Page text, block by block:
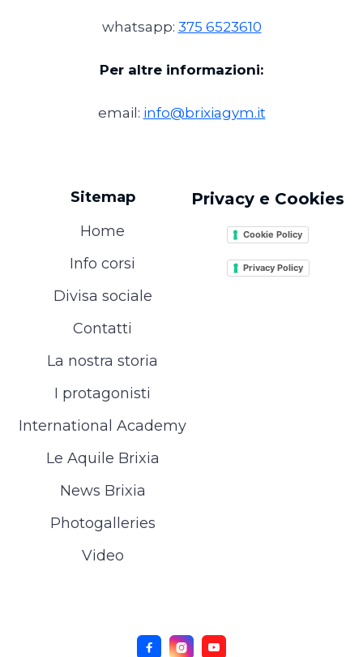
whatsapp: 375 6523610
Per altre informazioni:
email: info@brixiagym.it
Sitemap
Home
Info corsi
Divisa sociale
Contatti
La nostra storia
I protagonisti
International Academy
Le Aquile Brixia
News Brixia
Photogalleries
Video
Privacy e Cookies
Cookie Policy
Privacy Policy
  